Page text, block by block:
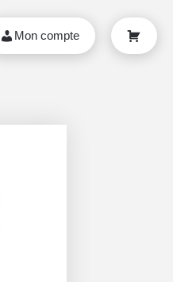
Mon compte Panier